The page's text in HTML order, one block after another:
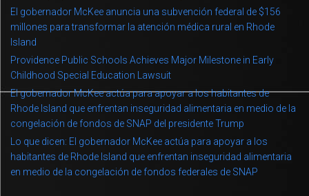
El gobernador McKee anuncia una subvención federal de $156
millones para transformar la atención médica rural en Rhode
Island
Providence Public Schools Achieves Major Milestone in Early
Childhood Special Education Lawsuit
El gobernador McKee actúa para apoyar a los habitantes de
Rhode Island que enfrentan inseguridad alimentaria en medio de la
congelación de fondos de SNAP del presidente Trump
Lo que dicen: El gobernador McKee actúa para apoyar a los
habitantes de Rhode Island que enfrentan inseguridad alimentaria
en medio de la congelación de fondos federales de SNAP